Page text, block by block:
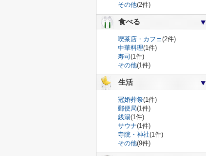
その他(2件)
食べる
喫茶店・カフェ(2件)
中華料理(1件)
寿司 (1件)
その他(1件)
生活
冠婚葬祭(1件)
郵便局(1件)
銭湯(1件)
サウナ(1件)
寺院・神社(1件)
その他(9件)